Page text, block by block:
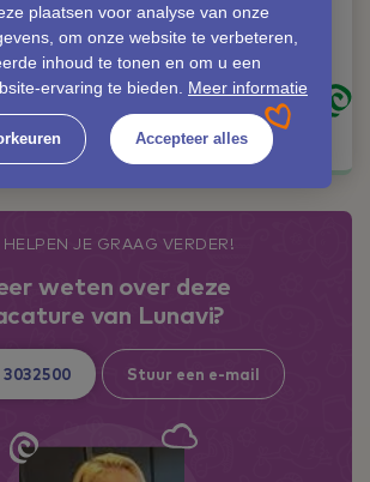
plaatsen voor analyse van onze
om onze website te verbeteren,
inhoud te tonen en om u een
ervaring te bieden. Meer informatie
Accepteer alles
Jolanda Verschuren
06-42353530
Kom in contact
JE GRAAG VERDER!
weten over deze
van Lunavi?
3032500 Stuur een e-mail